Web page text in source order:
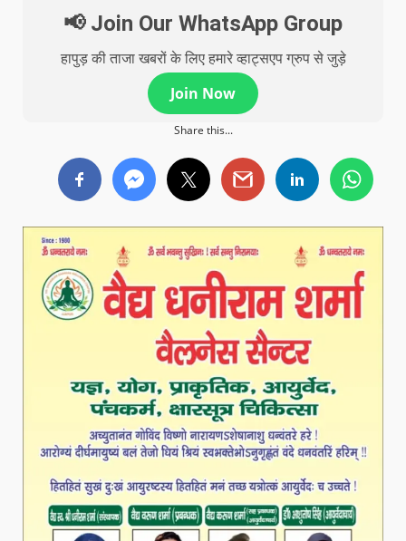
📢 Join Our WhatsApp Group
हापुड़ की ताजा खबरों के लिए हमारे व्हाट्सएप ग्रुप से जुड़े
Join Now
Share this...